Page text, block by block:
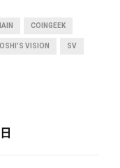
COINGEEK
VISION SV